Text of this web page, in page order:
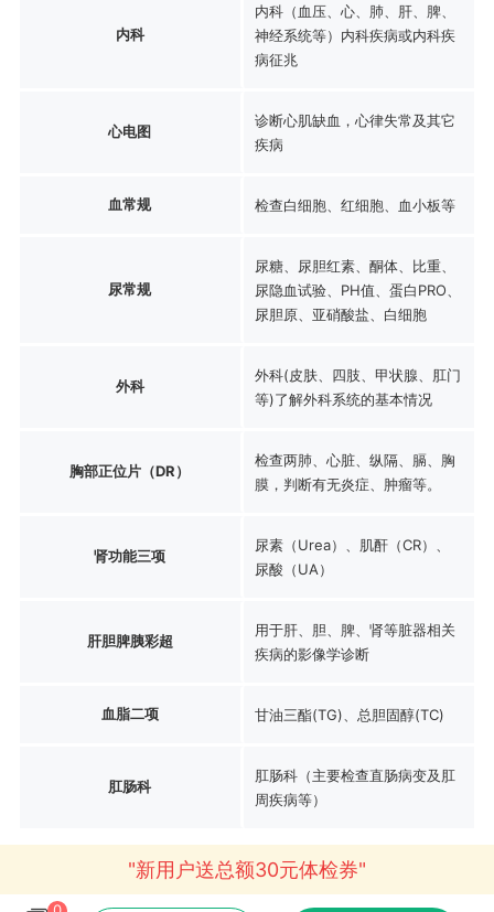
内科
内科（血压、心、肺、肝、脾、
神经系统等）内科疾病或内科疾
病征兆
心电图
诊断心肌缺血，心律失常及其它
疾病
血常规 检查白细胞、红细胞、血小板等
尿常规
尿糖、尿胆红素、酮体、比重、
尿隐血试验、PH值、蛋白PRO、
尿胆原、亚硝酸盐、白细胞
外科
外科(皮肤、四肢、甲状腺、肛门
等)了解外科系统的基本情况
胸部正位片（DR）
检查两肺、心脏、纵隔、膈、胸
膜，判断有无炎症、肿瘤等。
肾功能三项
尿素（Urea）、肌酐（CR）、
尿酸（UA）
肝胆脾胰彩超
用于肝、胆、脾、肾等脏器相关
疾病的影像学诊断
血脂二项 甘油三酯(TG)、总胆固醇(TC)
肛肠科
肛肠科（主要检查直肠病变及肛
周疾病等）
"新用户送总额30元体检券"